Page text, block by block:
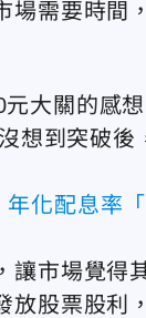
需要時間
大關的感
想到突破後
化配息率
市場覺得
股票股利